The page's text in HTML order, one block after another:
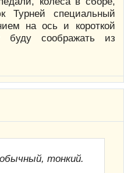
Турней специальный
на ось и короткой
буду соображать из
тонкий.